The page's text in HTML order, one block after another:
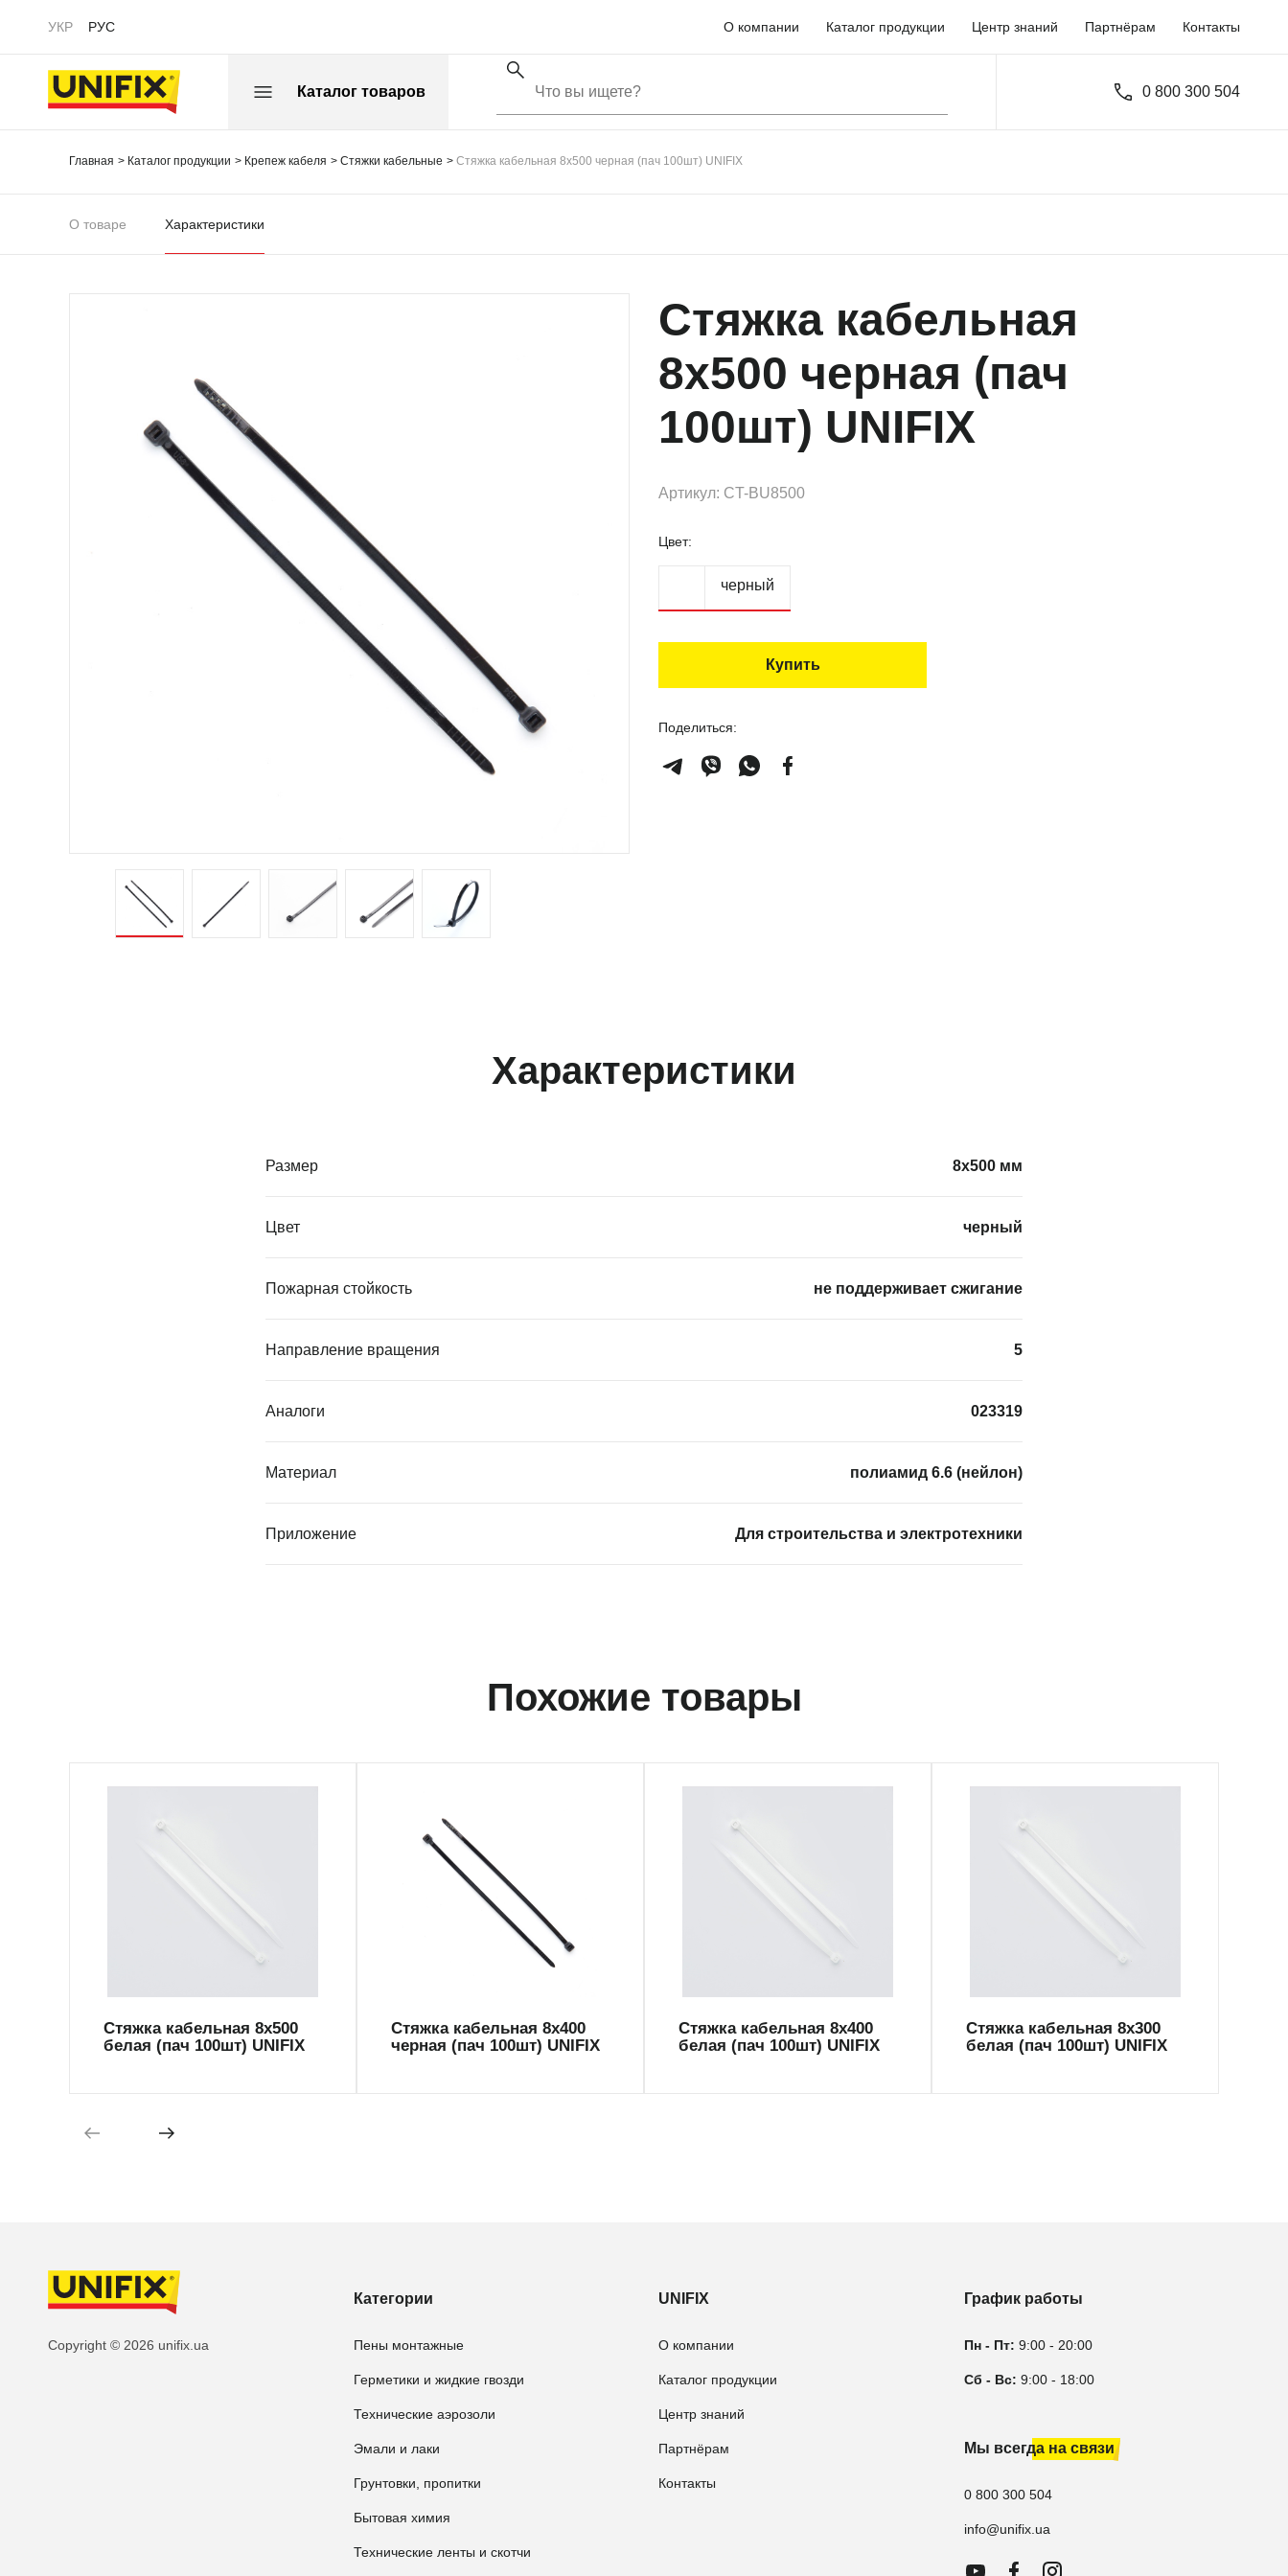
УКР РУС О компании Каталог продукции Центр знаний Партнёрам Контакты
Каталог товаров 0 800 300 504
Главная Каталог продукции Крепеж кабеля Стяжки кабельные Стяжка кабельная 8х500 черная (пач 100шт) UNIFIX
О товаре Характеристики
Стяжка кабельная
8х500 черная (пач
100шт) UNIFIX
Артикул: CT-BU8500
Цвет:
черный
Купить
Поделиться:
Характеристики
Размер 8х500 мм
Цвет черный
Пожарная стойкость не поддерживает сжигание
Направление вращения 5
Аналоги 023319
Материал полиамид 6.6 (нейлон)
Приложение Для строительства и электротехники
Похожие товары
Стяжка кабельная 8х500
белая (пач 100шт) UNIFIX
Стяжка кабельная 8х400
черная (пач 100шт) UNIFIX
Стяжка кабельная 8х400
белая (пач 100шт) UNIFIX
Стяжка кабельная 8х300
белая (пач 100шт) UNIFIX
Copyright © 2026 unifix.ua
Категории
Пены монтажные
Герметики и жидкие гвозди
Технические аэрозоли
Эмали и лаки
Грунтовки, пропитки
Бытовая химия
Технические ленты и скотчи
UNIFIX
О компании
Каталог продукции
Центр знаний
Партнёрам
Контакты
График работы
Пн - Пт: 9:00 - 20:00
Сб - Вс: 9:00 - 18:00
Мы всегда на связи
0 800 300 504
info@unifix.ua